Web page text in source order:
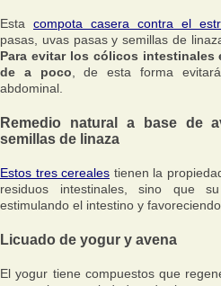
Esta compota casera contra el
pasas, uvas pasas y semillas de
Para evitar los cólicos intestinales
de a poco , de esta forma
abdominal.
Remedio natural a base de
semillas de linaza
Estos tres cereales tienen la
residuos intestinales, sino que
estimulando el intestino y
Licuado de yogur y avena
El yogur tiene compuestos que